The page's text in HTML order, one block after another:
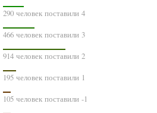
290 человек поставили 4
466 человек поставили 3
914 человек поставили 2
195 человек поставили 1
105 человек поставили -1